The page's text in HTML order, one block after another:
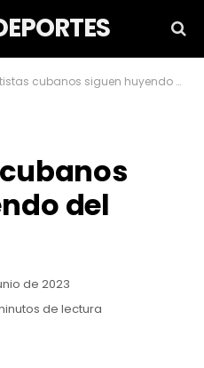
cubanos siguen huyendo del régimen
del
de 2023
de lectura